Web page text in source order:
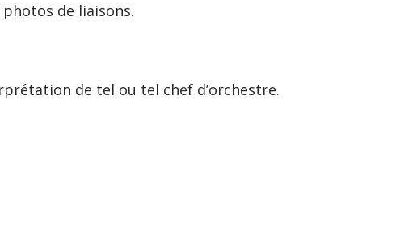
de liaisons.
de tel ou tel chef d’orchestre.